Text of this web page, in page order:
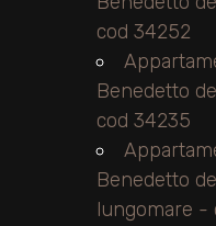
cod 34252
Benedetto
cod 34235
Benedetto
lungomare -